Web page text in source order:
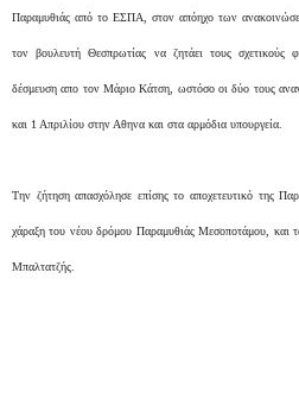
Παραμυθιάς από το ΕΣΠΑ, στον απόηχο των
τον βουλευτή Θεσπρωτίας να ζητάει τους σχετικούς
δέσμευση απο τον Μάριο Κάτση, ωστόσο οι δύο τους
και 1 Απριλίου στην Αθηνα και στα αρμόδια υπουργεία.
Την ζήτηση απασχόλησε επίσης το αποχετευτικό της
χάραξη του νέου δρόμου Παραμυθιάς Μεσοποτάμου, και
Μπαλτατζής.